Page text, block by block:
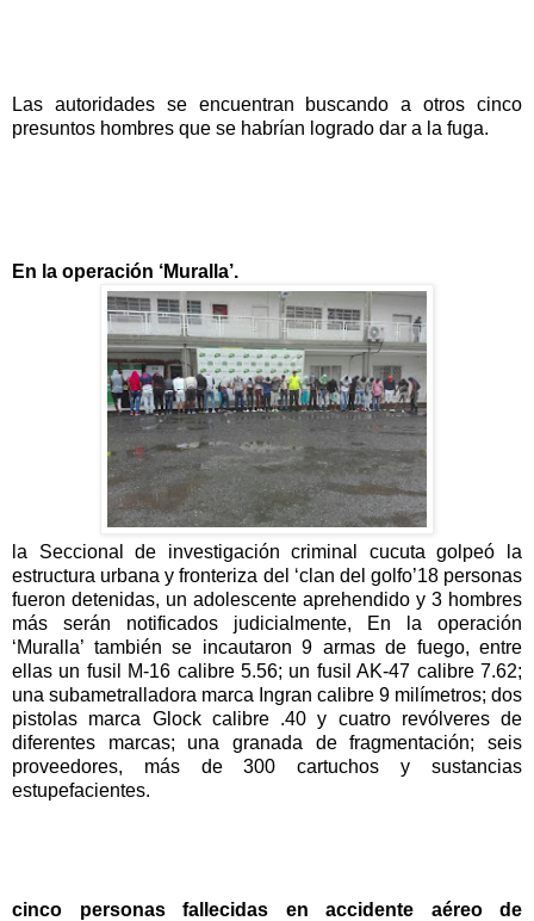
Las autoridades se encuentran buscando a otros cinco
presuntos hombres que se habrían logrado dar a la fuga.
En la operación ‘Muralla’.
la Seccional de investigación criminal cucuta golpeó la
estructura urbana y fronteriza del ‘clan del golfo’18 personas
fueron detenidas, un adolescente aprehendido y 3 hombres
más serán notificados judicialmente, En la operación
‘Muralla’ también se incautaron 9 armas de fuego, entre
ellas un fusil M-16 calibre 5.56; un fusil AK-47 calibre 7.62;
una subametralladora marca Ingran calibre 9 milímetros; dos
pistolas marca Glock calibre .40 y cuatro revólveres de
diferentes marcas; una granada de fragmentación; seis
proveedores, más de 300 cartuchos y sustancias
estupefacientes.
cinco personas fallecidas en accidente aéreo de